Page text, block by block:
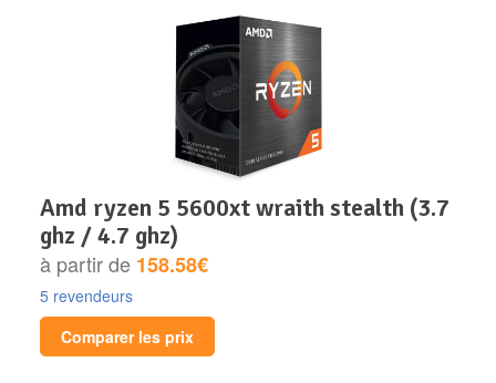
amd ryzen 5 5600xt wraith stealth (3.7
ghz / 4.7 ghz)
à partir de 158.58€
5 revendeurs
Comparer les prix